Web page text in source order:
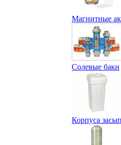
Магнитные
Солевые баки
Корпуса